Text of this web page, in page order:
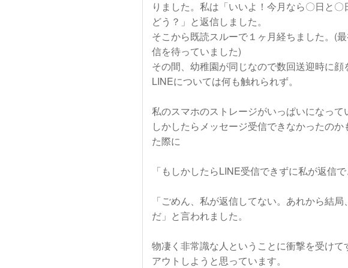
りました。私は「いいよ！今月なら〇日と
どう？」と返信しました。
そこから既読スルーで１ヶ月経ちました。(
信を待っていました)
その間、幼稚園が同じなので数回送迎時に顔
LINEについては何も触れられず。
私のスマホのストレージがいっぱいになっ
しかしたらメッセージ受信できなかったの
た際に
「もしかしたらLINE受信できずに私が返信
「ごめん、私が返信してない。あれから結
だ」と言われました。
物凄く非常識な人ということに衝撃を受け
アウトしようと思っています。